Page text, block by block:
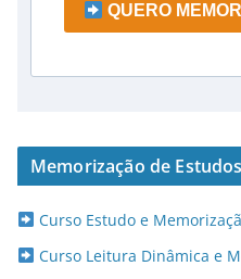
QUERO
Memorização de Estudos
Curso Estudo e
Curso Leitura Dinâmica e